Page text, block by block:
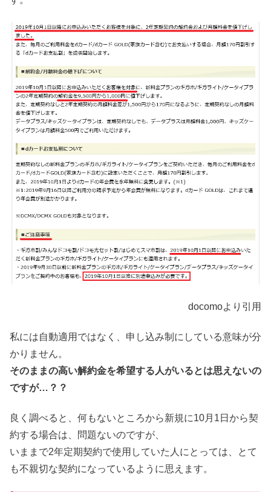
docomoより引用
私には自動適用ではなく、申し込み制にしている意味が分
かりません。
そのままの高い解約金を希望する人がいるとは思えないの
ですが…？？
良く調べると、何もないところから新規に10月1日から契
約する場合は、問題ないのですが、
いままで2年定期契約で使用していた人にとっては、とて
も不親切な契約になっているように思えます。